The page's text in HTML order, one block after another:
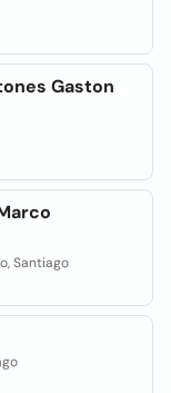
Gaston
Santiago